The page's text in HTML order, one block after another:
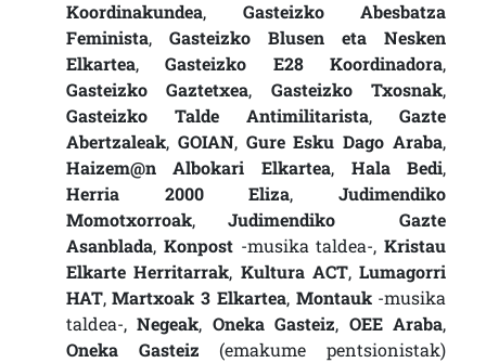
Koordinakundea, Gasteizko Abesbatza
Feminista, Gasteizko Blusen eta Nesken
Elkartea,Gasteizko E28 Koordinadora,
Gasteizko Gaztetxea, Gasteizko Txosnak,
Gasteizko Talde Antimilitarista,Gazte
Abertzaleak, GOIAN, Gure Esku Dago Araba,
Haizem@n Albokari Elkartea, Hala Bedi,
Herria 2000 Eliza,Judimendiko
Momotxorroak, Judimendiko Gazte
Asanblada, Konpost-musika taldea-,Kristau
Elkarte Herritarrak, Kultura ACT,Lumagorri
HAT,Martxoak 3 Elkartea, Montauk-musika
taldea-,Negeak, Oneka Gasteiz, OEE Araba,
Oneka Gasteiz (emakume pentsionistak)